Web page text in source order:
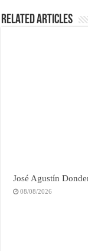
Related Articles
José Agustín
08/08/2026